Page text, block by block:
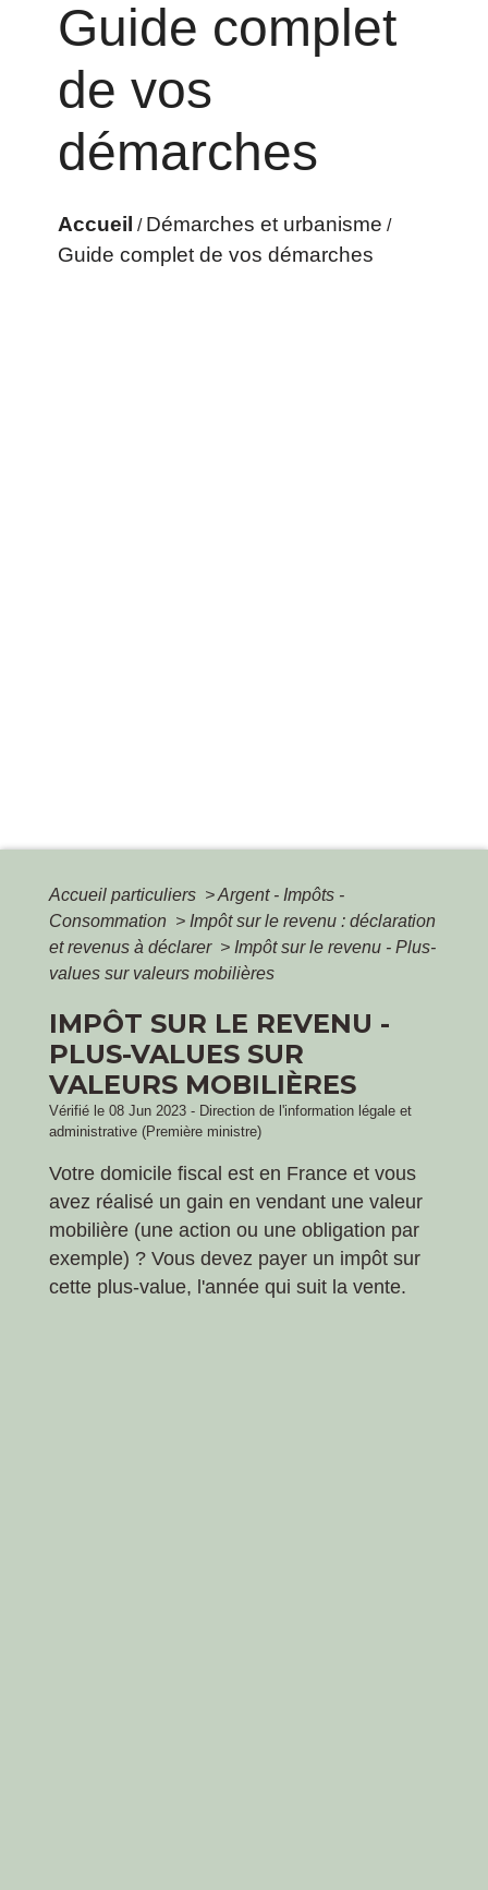
Guide complet
de vos
démarches
Accueil / Démarches et urbanisme /
Guide complet de vos démarches
Accueil particuliers >Argent - Impôts -
Consommation > Impôt sur le revenu : déclaration
et revenus à déclarer > Impôt sur le revenu - Plus-
values sur valeurs mobilières
IMPÔT SUR LE REVENU -
PLUS-VALUES SUR
VALEURS MOBILIÈRES
Vérifié le 08 Jun 2023 - Direction de l'information légale et
administrative (Première ministre)
Votre domicile fiscal est en France et vous
avez réalisé un gain en vendant une valeur
mobilière (une action ou une obligation par
exemple) ? Vous devez payer un impôt sur
cette plus-value, l'année qui suit la vente.